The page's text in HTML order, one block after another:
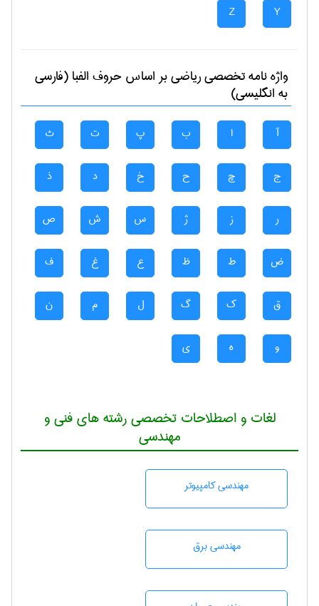
Y
Z
واژه نامه تخصصیرياضیبر اساس حروف الفبا (فارسی
به انگلیسی)
آ ا ب پ ت ث
ج چ ح خ د ذ
ر ز ژ س ش ص
ض ط ظ ع غ ف
ق ک گ ل م ن
و ه ی
لغات و اصطلاحات تخصصی رشته های فنی و
مهندسی
مهندسی كامپيوتر
مهندسی برق